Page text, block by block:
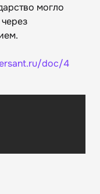
могло
doc/4